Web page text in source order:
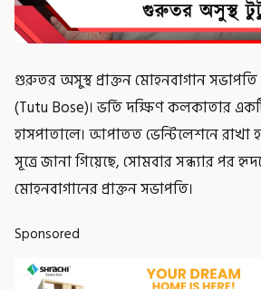
গুরুতর অসুস্থ প্রাক্তন মোহনবাগান
(Tutu Bose)। ভর্তি দক্ষিণ কলকাতার
হাসপাতালে। আপাতত ভেন্টিলেশনে রাখা
সূত্রে জানা গিয়েছে, সোমবার সন্ধ্যার পর
মোহনবাগানের প্রাক্তন সভাপতি।
Sponsored